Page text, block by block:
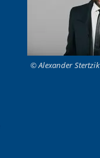
© Alexander Stertzik